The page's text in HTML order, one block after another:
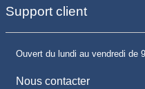
Support client
Ouvert du lundi au vendredi de
Nous contacter